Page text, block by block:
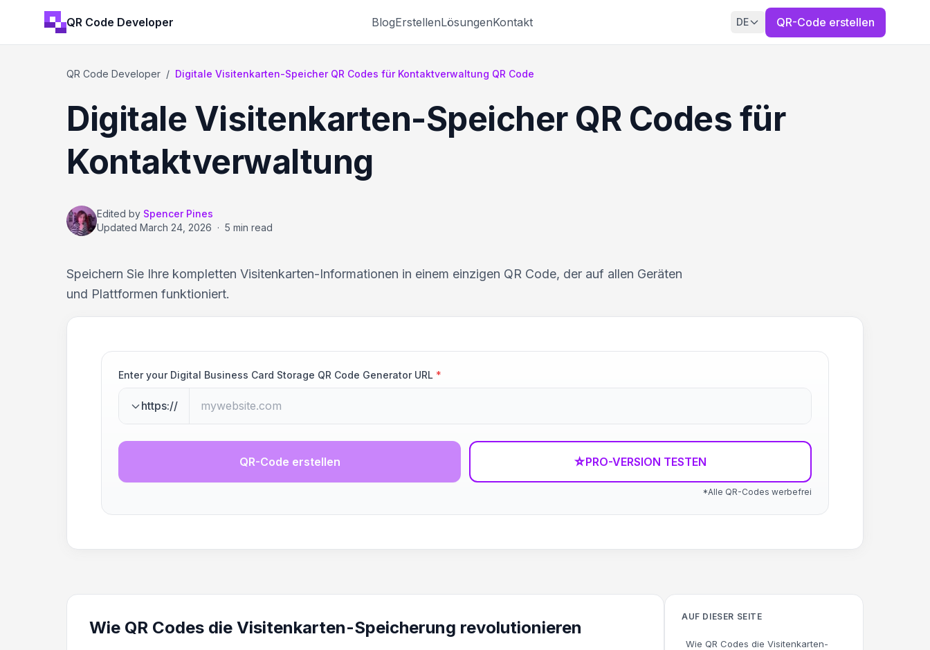
QR Code Developer BlogErstellenLösungenKontakt DE QR-Code erstellen
QR Code Developer / Digitale Visitenkarten-Speicher QR Codes für Kontaktverwaltung QR Code
Digitale Visitenkarten-Speicher QR Codes für
Kontaktverwaltung
Edited by Spencer Pines
Updated March 24, 2026 · 5 min read
Speichern Sie Ihre kompletten Visitenkarten-Informationen in einem einzigen QR Code, der auf allen Geräten
und Plattformen funktioniert.
Enter your Digital Business Card Storage QR Code Generator URL *
https://
QR-Code erstellen ☆PRO-VERSION TESTEN
*Alle QR-Codes werbefrei
Wie QR Codes die Visitenkarten-Speicherung revolutionieren
AUF DIESER SEITE
Wie QR Codes die Visitenkarten-